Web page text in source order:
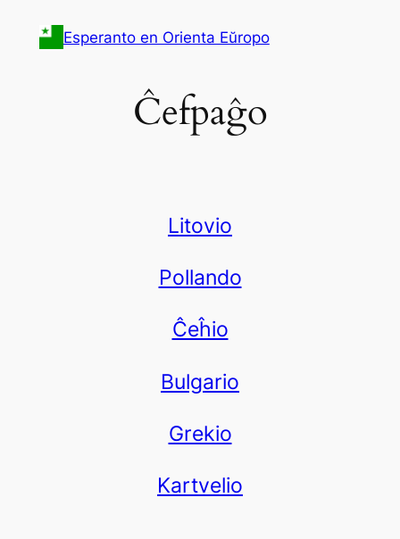
rekte
Esperanto en Orienta Eŭropo
Ĉefpaĝo
Litovio
Pollando
Ĉeĥio
Bulgario
Grekio
Kartvelio